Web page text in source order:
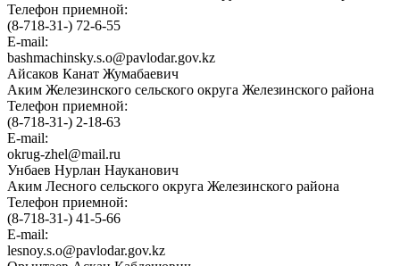
Телефон приемной:
(8-718-31-) 72-6-55
E-mail:
bashmachinsky.s.o@pavlodar.gov.kz
Айсаков Канат Жумабаевич
Аким Железинского сельского округа Железинского района
Телефон приемной:
(8-718-31-) 2-18-63
E-mail:
okrug-zhel@mail.ru
Унбаев Нурлан Науканович
Аким Лесного сельского округа Железинского района
Телефон приемной:
(8-718-31-) 41-5-66
E-mail:
lesnoy.s.o@pavlodar.gov.kz